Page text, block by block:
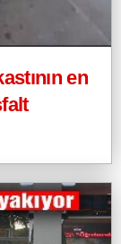
en